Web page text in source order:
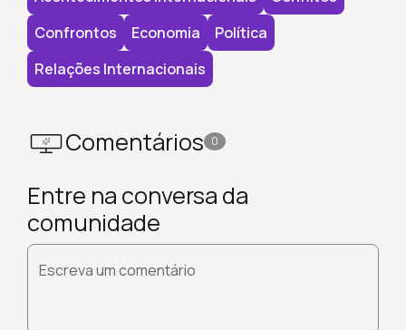
Confrontos
Economia
Política
Relações Internacionais
Comentários 0
Entre na conversa da
comunidade
Escreva um comentário